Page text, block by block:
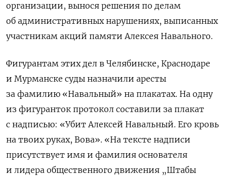
организации, вынося решения по делам
об административных нарушениях, выписанных
участникам акций памяти Алексея Навального.
Фигурантам этих дел в Челябинске, Краснодаре
и Мурманске суды назначили аресты
за фамилию «Навальный» на плакатах. На одну
из фигуранток протокол составили за плакат
с надписью: «Убит Алексей Навальный. Его кровь
на твоих руках, Вова». «На тексте надписи
присутствует имя и фамилия основателя
и лидера общественного движения „Штабы